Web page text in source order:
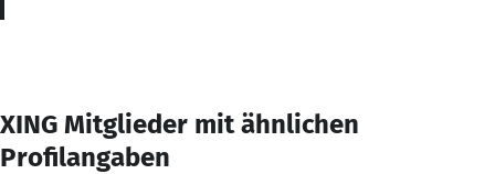
XING Mitglieder mit ähnlichen
Profilangaben